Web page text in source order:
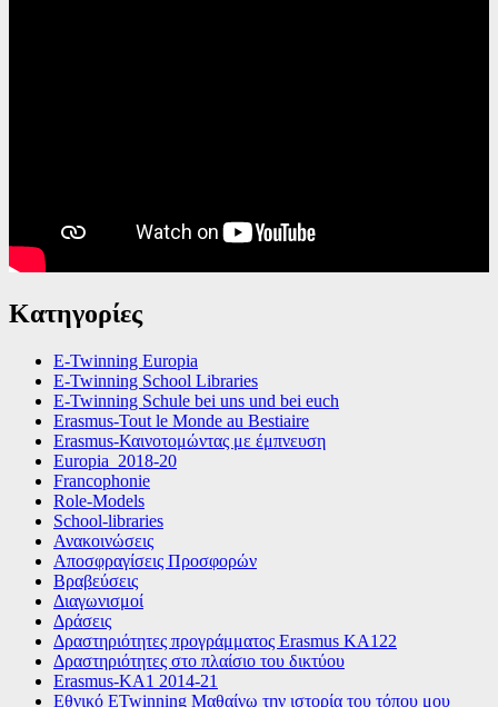
Κατηγορίες
E-Twinning Europia
E-Twinning School Libraries
E-Twinning Schule bei uns und bei euch
Erasmus-Tout le Monde au Bestiaire
Erasmus-Καινοτομώντας με έμπνευση
Europia_2018-20
Francophonie
Role-Models
School-libraries
Ανακοινώσεις
Αποσφραγίσεις Προσφορών
Βραβεύσεις
Διαγωνισμοί
Δράσεις
Δραστηριότητες προγράμματος Erasmus KA122
Δραστηριότητες στο πλαίσιο του δικτύου
Εrasmus-ΚΑ1 2014-21
Εθνικό ETwinning Μαθαίνω την ιστορία του τόπου μου